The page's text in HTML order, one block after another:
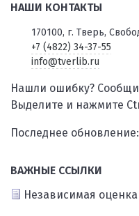
НАШИ КОНТАКТЫ
170100, г. Тверь,
+7 (4822) 34-37-55
info@tverlib.ru
Нашли ошибку?
Выделите и нажмите
Последнее
ВАЖНЫЕ ССЫЛКИ
Независимая оценка